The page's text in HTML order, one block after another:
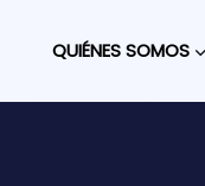
QUIÉNES SOMOS